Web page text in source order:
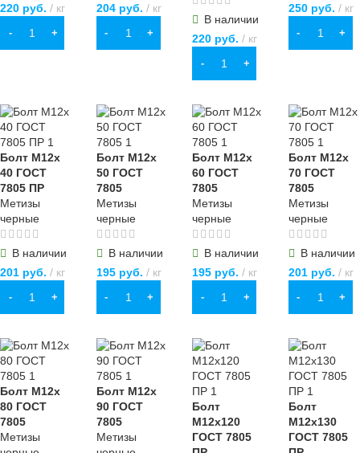
220 руб. кг
В КОРЗИНУ
204руб. кг
В КОРЗИНУ
В наличии
220 руб. кг
В КОРЗИНУ
250руб. кг
В КОРЗИНУ
Болт М12х
40 ГОСТ
7805 ПР
Метизы
черные
В наличии
201 руб. кг
В КОРЗИНУ
Болт М12х
50 ГОСТ
7805
Метизы
черные
В наличии
195руб. кг
В КОРЗИНУ
Болт М12х
60 ГОСТ
7805
Метизы
черные
В наличии
195 руб. кг
В КОРЗИНУ
Болт М12х
70 ГОСТ
7805
Метизы
черные
В наличии
201руб. кг
В КОРЗИНУ
Болт М12х
80 ГОСТ
7805
Метизы
Болт М12х
90 ГОСТ
7805
Метизы
Болт
М12х120
ГОСТ 7805
Болт
М12х130
ГОСТ 7805